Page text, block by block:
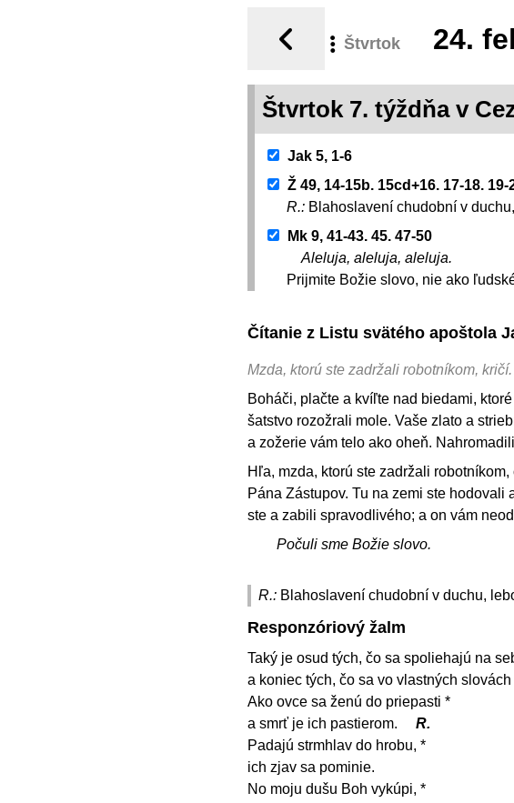
Štvrtok 24.
Štvrtok 7. týždňa v
Jak 5, 1-6
Ž 49, 14-15b. 15cd+16. 17-18. 19-
R.: Blahoslavení chudobní v
Mk 9, 41-43. 45. 47-50
Aleluja, aleluja, aleluja.
Prijmite Božie slovo, nie ako
Čítanie z Listu svätého apoštola
Mzda, ktorú ste zadržali robotníkom,
Boháči, plačte a kvíľte nad biedami,
šatstvo rozožrali mole. Vaše zlato a
a zožerie vám telo ako oheň.
Hľa, mzda, ktorú ste zadržali
Pána Zástupov. Tu na zemi ste
ste a zabili spravodlivého; a on vám
Počuli sme Božie slovo.
R.: Blahoslavení chudobní v duchu,
Responzóriový žalm
Taký je osud tých, čo sa spoliehajú na
a koniec tých, čo sa vo vlastných
Ako ovce sa ženú do priepasti *
a smrť je ich pastierom.
R.
Padajú strmhlav do hrobu, *
ich zjav sa pominie.
No moju dušu Boh vykúpi, *